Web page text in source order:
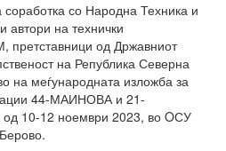
со Народна Техника и
автори на технички
од Државниот
на Република Северна
на меѓународната изложба за
44-МАИНОВА и 21-
10-12 ноември 2023, во OСУ